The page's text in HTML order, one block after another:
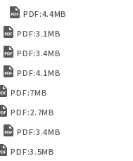
PDF:4.4MB
PDF:3.1MB
PDF:3.4MB
PDF:4.1MB
PDF:7MB
PDF:2.7MB
PDF:3.4MB
PDF:3.5MB